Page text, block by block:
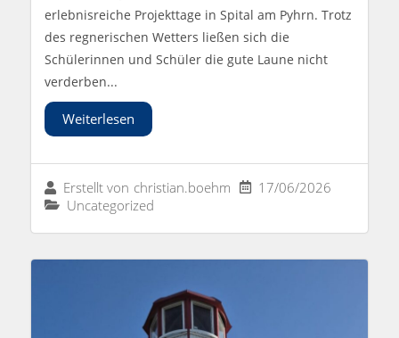
Erstellt von christian.boehm
17/06/2026
Uncategorized
erlebnisreiche Projekttage in Spital am Pyhrn. Trotz
des regnerischen Wetters ließen sich die
Schülerinnen und Schüler die gute Laune nicht
verderben...
Weiterlesen